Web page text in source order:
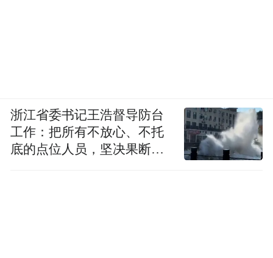
浙江省委书记王浩督导防台
工作：把所有不放心、不托
底的点位人员，坚决果断转